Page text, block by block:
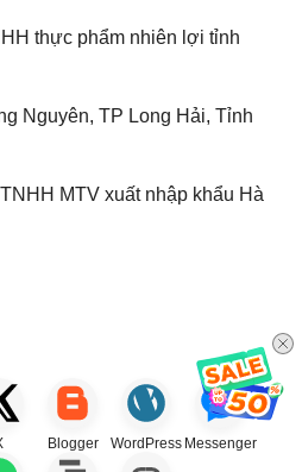
thực phẩm nhiên lợi tỉnh
Nguyên, TP Long Hải, Tỉnh
MTV xuất nhập khẩu Hà
Blogger WordPress Messenger